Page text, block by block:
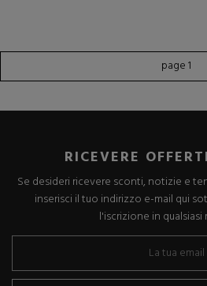
page 1
RICEVERE
Se desideri ricevere sconti, notizie e
inserisci il tuo indirizzo e-mail qui
l'iscrizione in